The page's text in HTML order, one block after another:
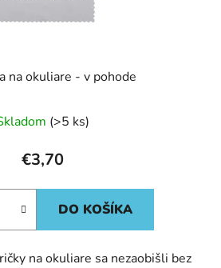
na okuliare - v pohode
(>5 ks)
€3,70
DO KOŠÍKA
na okuliare sa nezaobišli bez